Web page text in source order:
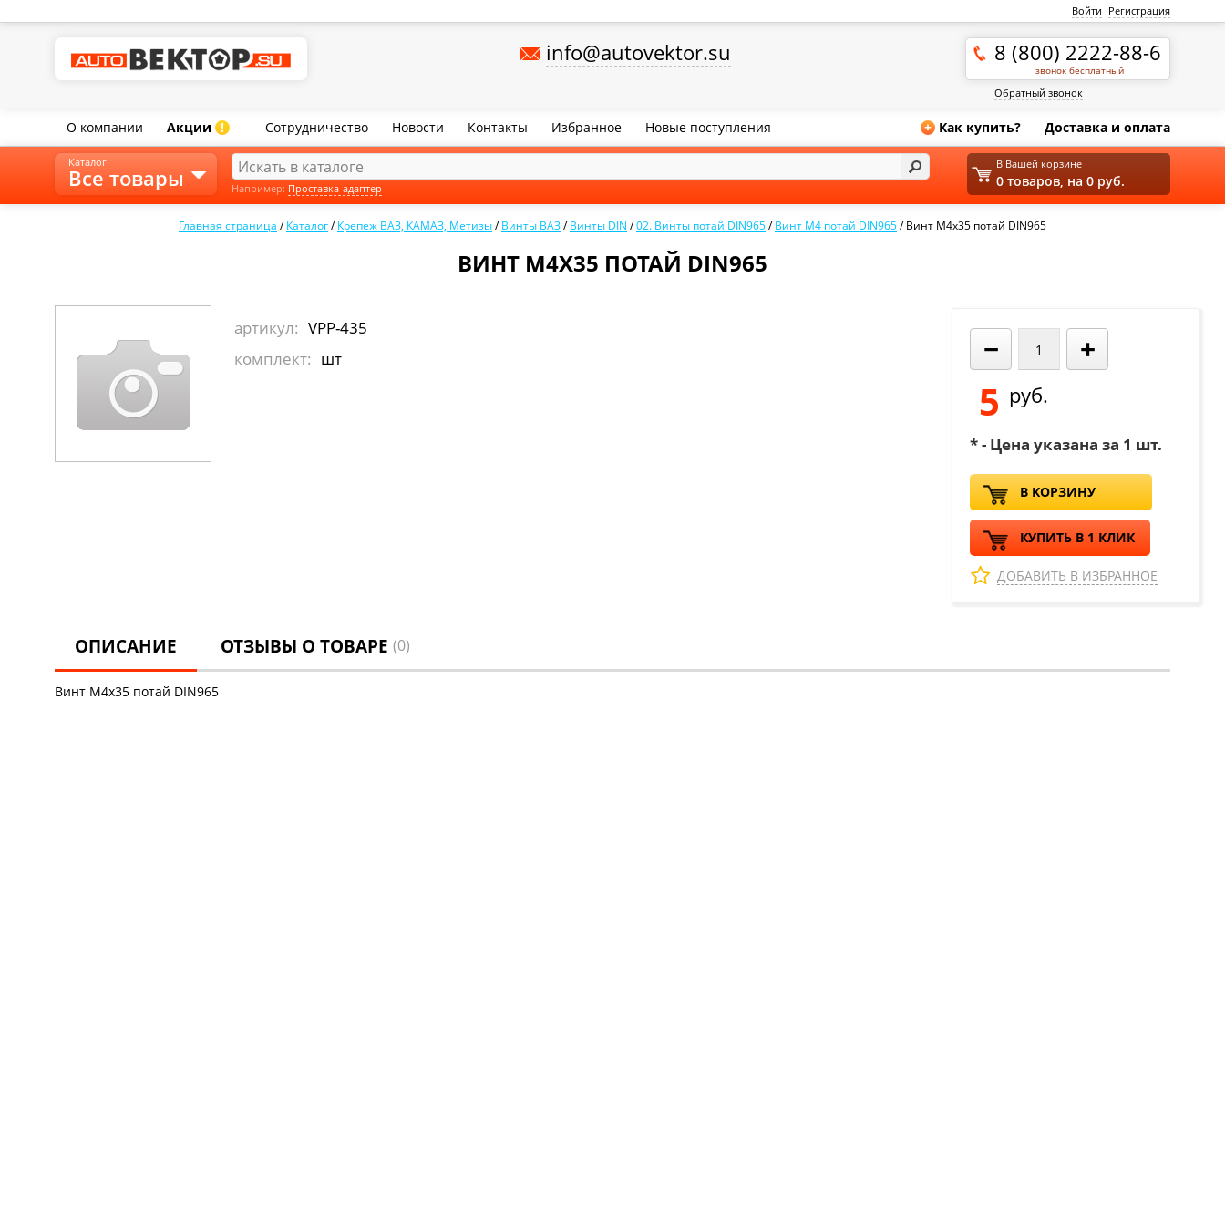
Войти Регистрация
info@autovektor.su 8 (800) 2222-88-6
звонок бесплатный
Обратный звонок
О компании Акции ! Сотрудничество Новости Контакты Избранное Новые поступления + Как купить? Доставка и оплата
Главная страница /Каталог/Крепеж ВАЗ, КАМАЗ, Метизы/Винты ВАЗ/Винты DIN /02. Винты потай DIN965/Винт М4 потай DIN965/Винт М4х35 потай DIN965
ВИНТ М4Х35 ПОТАЙ DIN965
артикул: VPP-435
комплект: шт − +
5 руб.
* - Цена указана за 1 шт.
В КОРЗИНУ
КУПИТЬ В 1 КЛИК
ДОБАВИТЬ В ИЗБРАННОЕ
ОПИСАНИЕ ОТЗЫВЫ О ТОВАРЕ (0)
Винт М4х35 потай DIN965
Каталог
Все товары
В Вашей корзине
0 товаров, на 0 руб.
Например: Проставка-адаптер